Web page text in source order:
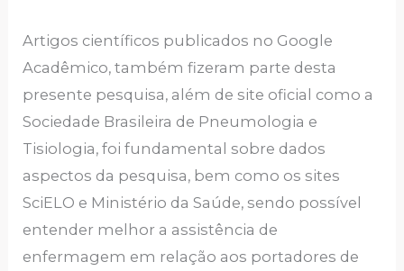
Artigos científicos publicados no Google
Acadêmico, também fizeram parte desta
presente pesquisa, além de site oficial como a
Sociedade Brasileira de Pneumologia e
Tisiologia, foi fundamental sobre dados
aspectos da pesquisa, bem como os sites
SciELO e Ministério da Saúde, sendo possível
entender melhor a assistência de
enfermagem em relação aos portadores de